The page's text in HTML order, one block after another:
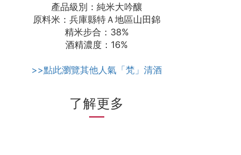
產品級別：純米大吟釀
原料米：兵庫縣特Ａ地區山田錦
精米步合：38%
酒精濃度：16%
>>點此瀏覽其他人氣「梵」清酒
了解更多